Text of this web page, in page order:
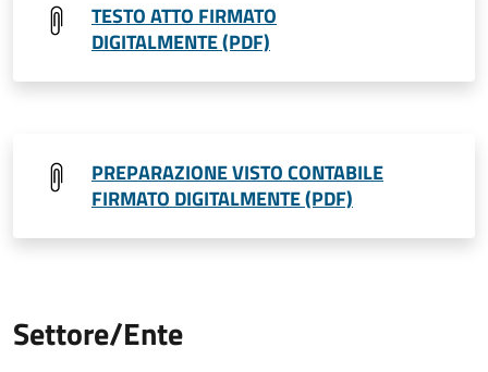
TESTO ATTO FIRMATO
DIGITALMENTE (PDF)
PREPARAZIONE VISTO CONTABILE
FIRMATO DIGITALMENTE (PDF)
Settore/Ente